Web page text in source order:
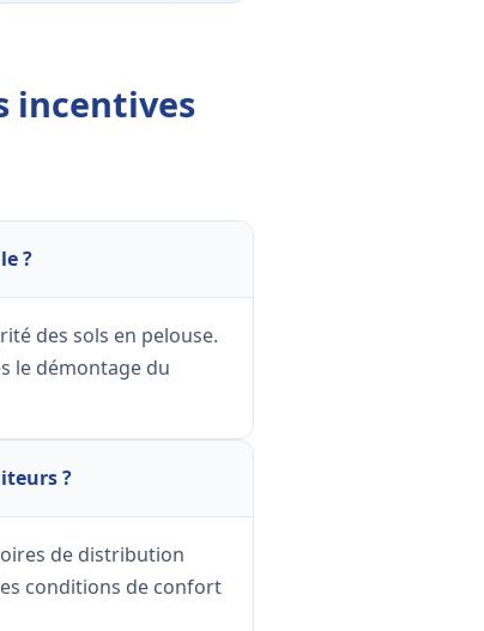
incentives
?
des sols en pelouse.
le démontage du
?
de distribution
conditions de confort